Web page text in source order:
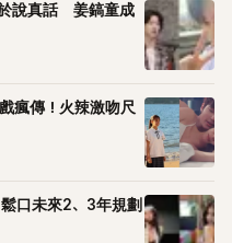
於說真話 姜鎬童成
瘋傳！火辣激吻尺
鬆口未來2、3年規劃